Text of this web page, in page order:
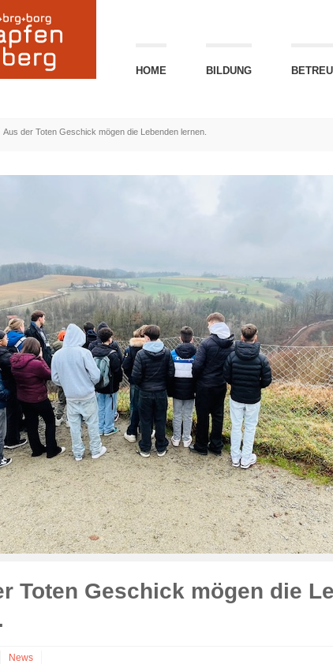
HOME BILDUNG
Aus der Toten Geschick mögen die Lebenden lernen.
Toten Geschick mögen die
News